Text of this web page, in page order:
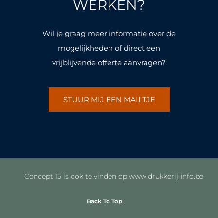
m
WERKEN?
Wil je graag meer informatie over de
mogelijkheden of direct een
vrijblijvende offerte aanvragen?
STUUR MIJ EEN MAILTJE
Concept 15 is ook te vinden op www.drukkerij-info.be
Back To Top